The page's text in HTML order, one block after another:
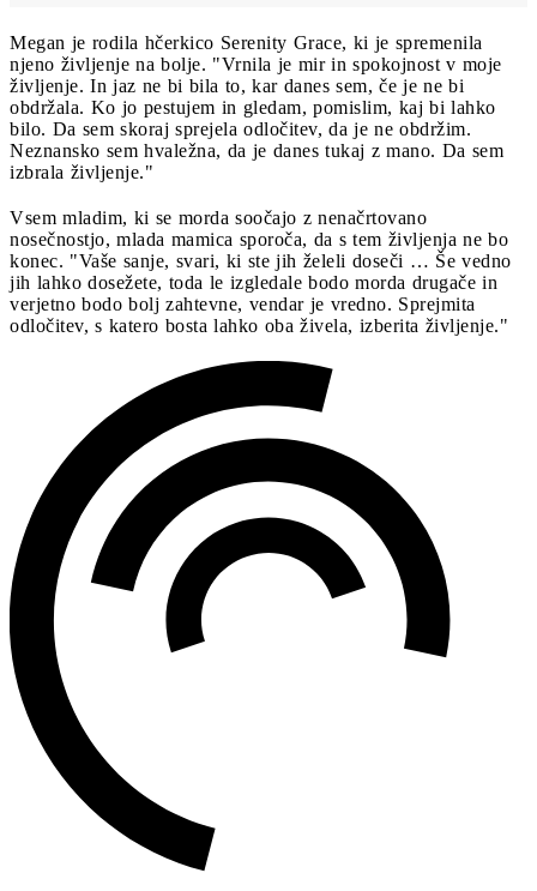
Megan je rodila hčerkico Serenity Grace, ki je spremenila
njeno življenje na bolje. "Vrnila je mir in spokojnost v moje
življenje. In jaz ne bi bila to, kar danes sem, če je ne bi
obdržala. Ko jo pestujem in gledam, pomislim, kaj bi lahko
bilo. Da sem skoraj sprejela odločitev, da je ne obdržim.
Neznansko sem hvaležna, da je danes tukaj z mano. Da sem
izbrala življenje."
Vsem mladim, ki se morda soočajo z nenačrtovano
nosečnostjo, mlada mamica sporoča, da s tem življenja ne bo
konec. "Vaše sanje, svari, ki ste jih želeli doseči … Še vedno
jih lahko dosežete, toda le izgledale bodo morda drugače in
verjetno bodo bolj zahtevne, vendar je vredno. Sprejmita
odločitev, s katero bosta lahko oba živela, izberita življenje."